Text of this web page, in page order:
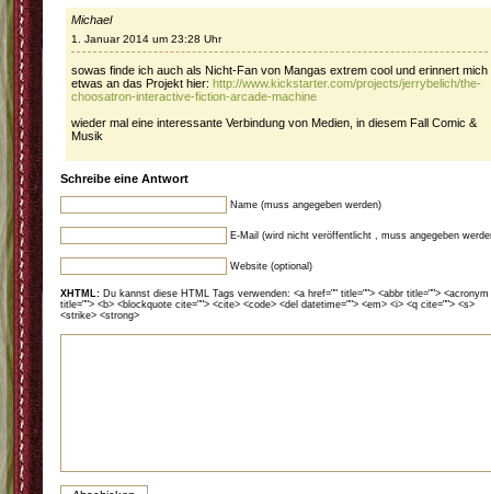
Michael
1. Januar 2014 um 23:28 Uhr
sowas finde ich auch als Nicht-Fan von Mangas extrem cool und erinnert mich
etwas an das Projekt hier: http://www.kickstarter.com/projects/jerrybelich/the-
choosatron-interactive-fiction-arcade-machine
wieder mal eine interessante Verbindung von Medien, in diesem Fall Comic &
Musik
Schreibe eine Antwort
Name (muss angegeben werden)
E-Mail (wird nicht veröffentlicht , muss angegeben
Website (optional)
XHTML: Du kannst diese HTML Tags verwenden: <a href="" title=""> <abbr title=""> <acronym
title=""> <b> <blockquote cite=""> <cite> <code> <del datetime=""> <em> <i> <q cite=""> <s>
<strike> <strong>